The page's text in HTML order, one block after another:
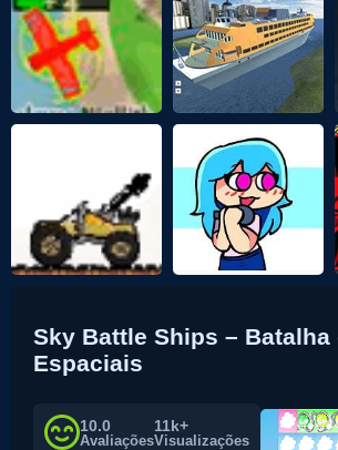
Sky Battle Ships – Batalha
Espaciais
10.0
Avaliações
11k+
Visualizações